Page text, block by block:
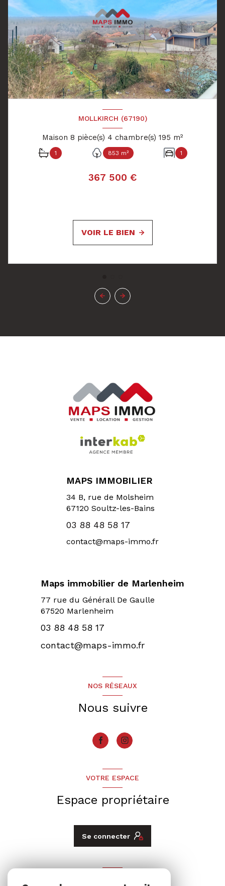
MOLLKIRCH (67190)
Maison 8 pièce(s) 4 chambre(s) 195 m²
1 853 m² 1
367 500 €
VOIR LE BIEN
MAPS IMMOBILIER
34 B, rue de Molsheim
67120 Soultz-les-Bains
03 88 48 58 17
contact@maps-immo.fr
Maps immobilier de Marlenheim
77 rue du Générall De Gaulle
67520 Marlenheim
03 88 48 58 17
contact@maps-immo.fr
NOS RÉSEAUX
Nous suivre
VOTRE ESPACE
Espace propriétaire
Se connecter